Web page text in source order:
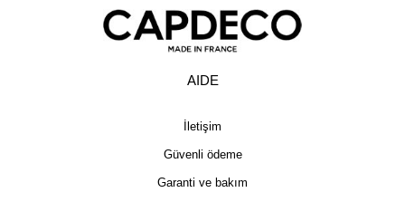
AIDE
İletişim
Güvenli ödeme
Garanti ve bakım